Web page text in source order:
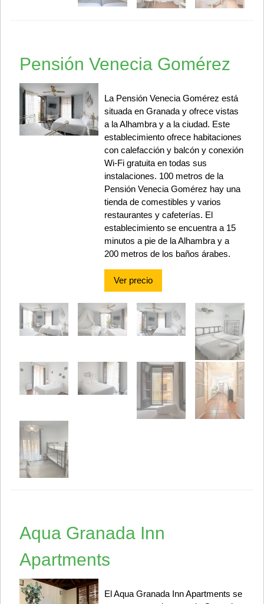
Pensión Venecia Gomérez
La Pensión Venecia Gomérez está
situada en Granada y ofrece vistas
a la Alhambra y a la ciudad. Este
establecimiento ofrece habitaciones
con calefacción y balcón y conexión
Wi-Fi gratuita en todas sus
instalaciones. 100 metros de la
Pensión Venecia Gomérez hay una
tienda de comestibles y varios
restaurantes y cafeterías. El
establecimiento se encuentra a 15
minutos a pie de la Alhambra y a
200 metros de los baños árabes.
Ver precio
Aqua Granada Inn
Apartments
El Aqua Granada Inn Apartments se